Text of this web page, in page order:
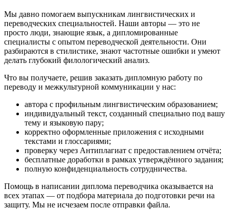
Мы давно помогаем выпускникам лингвистических и
переводческих специальностей. Наши авторы — это не
просто люди, знающие язык, а дипломированные
специалисты с опытом переводческой деятельности. Они
разбираются в стилистике, знают частотные ошибки и умеют
делать глубокий филологический анализ.
Что вы получаете, решив заказать дипломную работу по
переводу и межкультурной коммуникации у нас:
автора с профильным лингвистическим образованием;
индивидуальный текст, созданный специально под вашу
тему и языковую пару;
корректно оформленные приложения с исходными
текстами и глоссариями;
проверку через Антиплагиат с предоставлением отчёта;
бесплатные доработки в рамках утверждённого задания;
полную конфиденциальность сотрудничества.
Помощь в написании диплома переводчика оказывается на
всех этапах — от подбора материала до подготовки речи на
защиту. Мы не исчезаем после отправки файла.